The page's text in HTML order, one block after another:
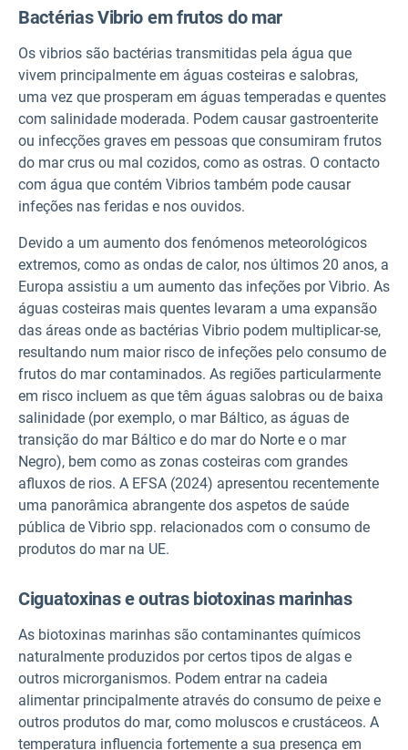
Bactérias Vibrio em frutos do mar
Os vibrios são bactérias transmitidas pela água que
vivem principalmente em águas costeiras e salobras,
uma vez que prosperam em águas temperadas e quentes
com salinidade moderada. Podem causar gastroenterite
ou infecções graves em pessoas que consumiram frutos
do mar crus ou mal cozidos, como as ostras. O contacto
com água que contém Vibrios também pode causar
infeções nas feridas e nos ouvidos.
Devido a um aumento dos fenómenos meteorológicos
extremos, como as ondas de calor, nos últimos 20 anos, a
Europa assistiu a um aumento das infeções por Vibrio. As
águas costeiras mais quentes levaram a uma expansão
das áreas onde as bactérias Vibrio podem multiplicar-se,
resultando num maior risco de infeções pelo consumo de
frutos do mar contaminados. As regiões particularmente
em risco incluem as que têm águas salobras ou de baixa
salinidade (por exemplo, o mar Báltico, as águas de
transição do mar Báltico e do mar do Norte e o mar
Negro), bem como as zonas costeiras com grandes
afluxos de rios. A EFSA (2024) apresentou recentemente
uma panorâmica abrangente dos aspetos de saúde
pública de Vibrio spp. relacionados com o consumo de
produtos do mar na UE.
Ciguatoxinas e outras biotoxinas marinhas
As biotoxinas marinhas são contaminantes químicos
naturalmente produzidos por certos tipos de algas e
outros microrganismos. Podem entrar na cadeia
alimentar principalmente através do consumo de peixe e
outros produtos do mar, como moluscos e crustáceos. A
temperatura influencia fortemente a sua presença em